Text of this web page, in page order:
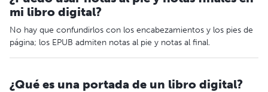
mi libro digital?
No hay que confundirlos con los encabezamientos y los pies de
página; los EPUB admiten notas al pie y notas al final.
¿Qué es una portada de un libro digital?